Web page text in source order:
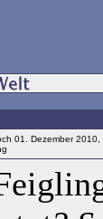
01. Dezember 2010,